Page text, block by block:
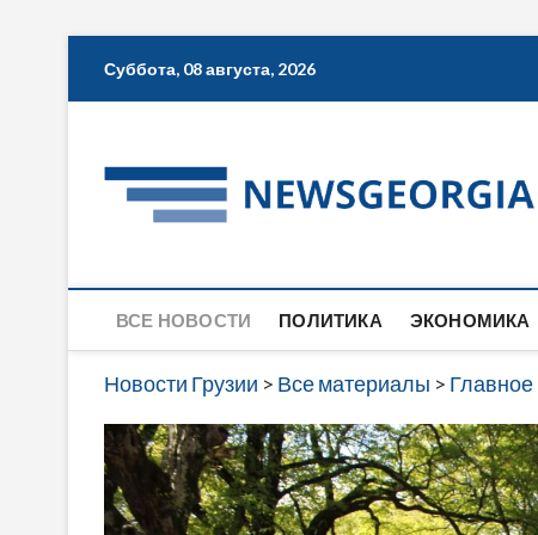
Суббота, 08 августа, 2026
ВСЕ НОВОСТИ ПОЛИТИКА ЭКОНОМИКА
Новости Грузии > Все материалы > Главное